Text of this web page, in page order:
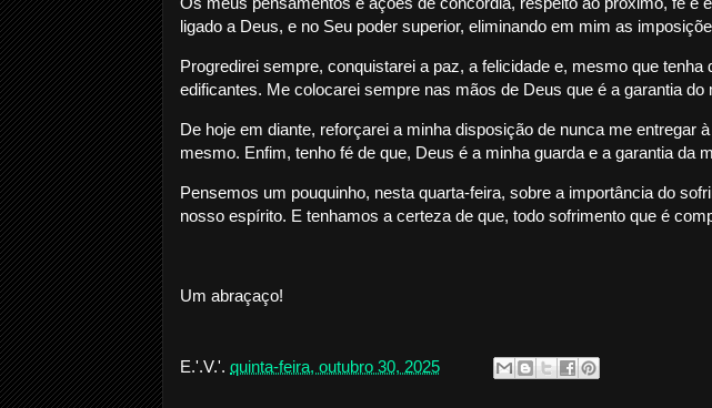
ligado a Deus, e no Seu poder superior, eliminando em mim as
Progredirei sempre, conquistarei a paz, a felicidade e, mesmo que
edificantes. Me colocarei sempre nas mãos de Deus que é a garantia
De hoje em diante, reforçarei a minha disposição de nunca me entregar
mesmo. Enfim, tenho fé de que, Deus é a minha guarda e a garantia da
Pensemos um pouquinho, nesta quarta-feira, sobre a importância do
nosso espírito. E tenhamos a certeza de que, todo sofrimento que é
Um abraçaço!
E.'.V.'. quinta-feira, outubro 30, 2025